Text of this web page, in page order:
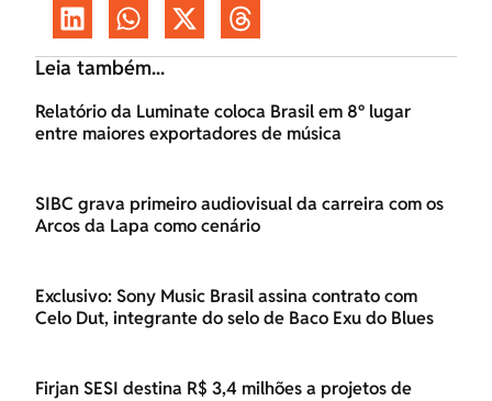
Leia também...
Relatório da Luminate coloca Brasil em 8º lugar
entre maiores exportadores de música
SIBC grava primeiro audiovisual da carreira com os
Arcos da Lapa como cenário
Exclusivo: Sony Music Brasil assina contrato com
Celo Dut, integrante do selo de Baco Exu do Blues
Firjan SESI destina R$ 3,4 milhões a projetos de